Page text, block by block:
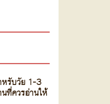
หรับวัย 1-3
ที่ควรอ่านให้